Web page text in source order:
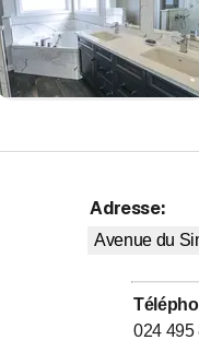
sur 5 étoiles
Adresse:
Avenue du
024 495